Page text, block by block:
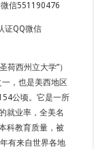
信551190476
证QQ微信
荷西州立大学”）
，也是美西地区
公顷。它是一所
就业率，全美名
科教育质量，被
有来自世界各地